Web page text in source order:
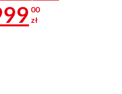
999 zł
00
zł